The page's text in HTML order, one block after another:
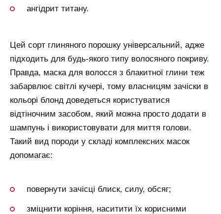
ангідрит титану.
Цей сорт глиняного порошку універсальний, адже
підходить для будь-якого типу волосяного покриву.
Правда, маска для волосся з блакитної глини теж
забарвлює світлі кучері, тому власницям зачіски в
кольорі блонд доведеться користуватися
відтіночним засобом, який можна просто додати в
шампунь і використовувати для миття голови.
Такий вид породи у складі комплексних масок
допомагає:
повернути зачісці блиск, силу, обсяг;
зміцнити коріння, наситити їх корисними